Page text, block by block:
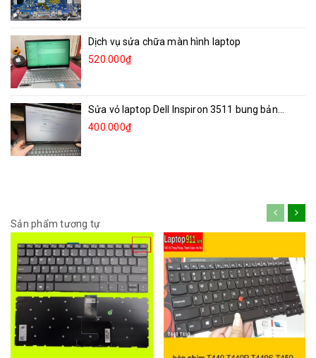
Dịch vụ sửa chữa màn hình laptop
520.000₫
Sửa vỏ laptop Dell Inspiron 3511 bung bản...
400.000₫
Sản phẩm tương tự